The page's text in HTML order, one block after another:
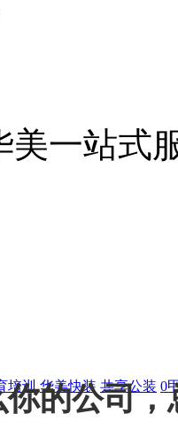
美一站式
培训 华美快装 共享公装 0
的公司